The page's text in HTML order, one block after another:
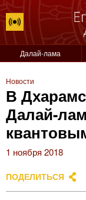
Далай-лама
Новости
В
Далай-
1 ноября 2018
ПОДЕЛИТЬСЯ